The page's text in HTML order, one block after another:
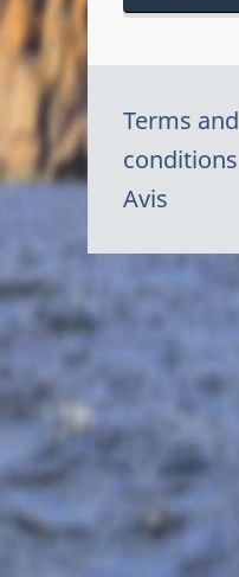
Terms and
conditions
Avis